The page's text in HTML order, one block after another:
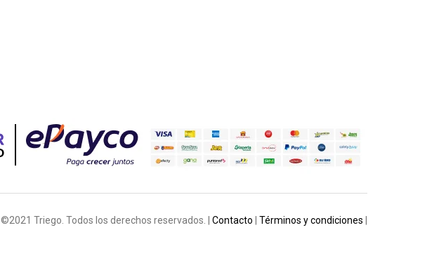
©2021 Triego. Todos los derechos reservados. | Contacto Términos y condiciones